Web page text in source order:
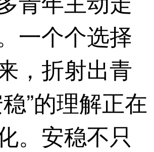
一个个选择
，折射出青
”的理解正在
。安稳不只